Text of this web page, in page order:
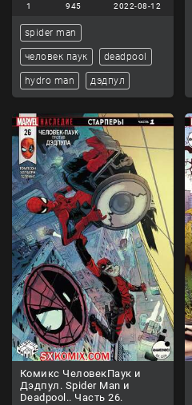
1 945 2022-08-12
spider man
человек паук deadpool
hydro man дэдпул
Комикс ЧеловекПаук и
Дэдпул. Spider Man и
Deadpool.. Часть 26.